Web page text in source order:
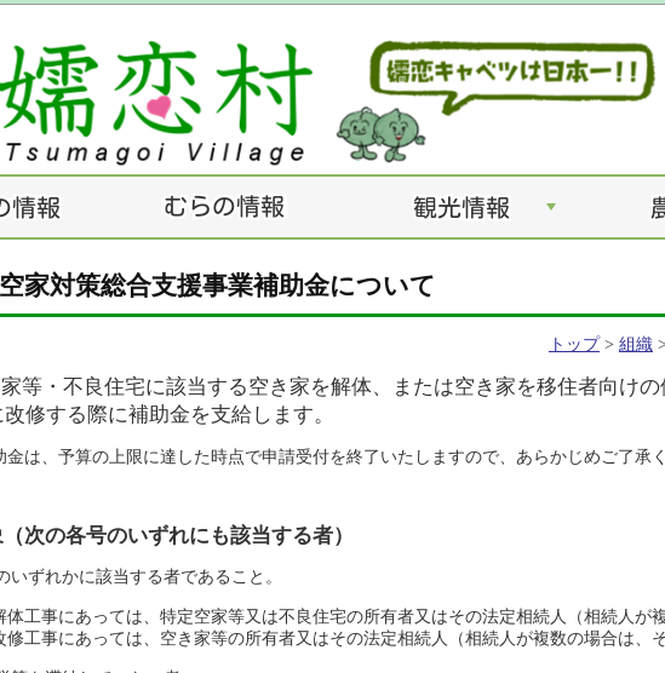
家対策総合支援事業補助金について
トップ > 組織
等・不良住宅に該当する空き家を解体、または空き家を移住者向け
修する際に補助金を支給します。
は、予算の上限に達した時点で申請受付を終了いたしますので、あらかじめご了承く
次の各号のいずれにも該当する者）
ずれかに該当する者であること。
工事にあっては、特定空家等又は不良住宅の所有者又はその法定相続人（相続人が
事にあっては、空き家等の所有者又はその法定相続人（相続人が複数の場合は、そ